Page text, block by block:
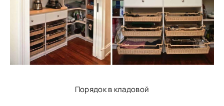
Порядок в кладовой